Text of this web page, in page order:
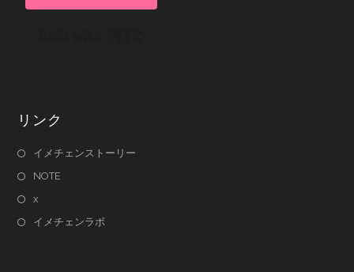
リンク
イメチェンストーリー
NOTE
x
イメチェンラボ